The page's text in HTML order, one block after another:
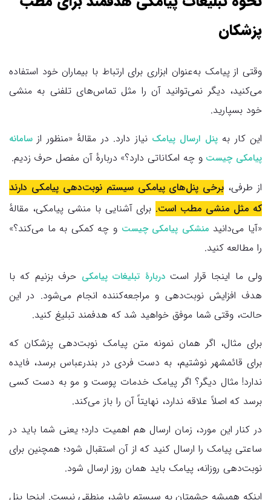
پزشکان
وقتی از پیامک به‌عنوان ابزاری برای ارتباط با بیماران خود استفاده
می‌کنید، دیگر نمی‌توانید آن را مثل تماس‌های تلفنی به منشی
خود بسپارید.
این کار بهپنل ارسال پیامک نیاز دارد. در مقالهٔ «منظور از سامانه
پیامکی چیست و چه امکاناتی دارد؟» دربارهٔ آن مفصل حرف زدیم.
از طرفی، برخی پنل‌های پیامکی سیستم نوبت‌دهی پیامکی دارند
که مثل منشی مطب است. برای آشنایی با منشی پیامکی، مقالهٔ
«آیا می‌دانید منشکی پیامکی چیست و چه کمکی به ما می‌کند؟»
را مطالعه کنید.
ولی ما اینجا قرار استدربارهٔ تبلیغات پیامکی حرف بزنیم که با
هدف افزایش نوبت‌دهی و مراجعه‌کننده انجام می‌شود. در این
حالت، وقتی شما موفق خواهید شد که هدفمند تبلیغ کنید.
برای مثال، اگر همان نمونه متن پیامک نوبت‌دهی پزشکان که
برای قائمشهر نوشتیم، به دست فردی در بندرعباس برسد، فایده
ندارد! مثال دیگر؟ اگر پیامک خدمات پوست و مو به دست کسی
برسد که اصلاً علاقه ندارد، نهایتاً آن را باز می‌کند.
در کنار این مورد، زمان ارسال هم اهمیت دارد؛ یعنی شما باید در
ساعتی پیامک را ارسال کنید که از آن استقبال شود؛ همچنین برای
نوبت‌دهی روزانه، پیامک باید همان روز ارسال شود.
اینکه همیشه چشمتان به سیستم باشد، منطقی نیست. اینجا پنل